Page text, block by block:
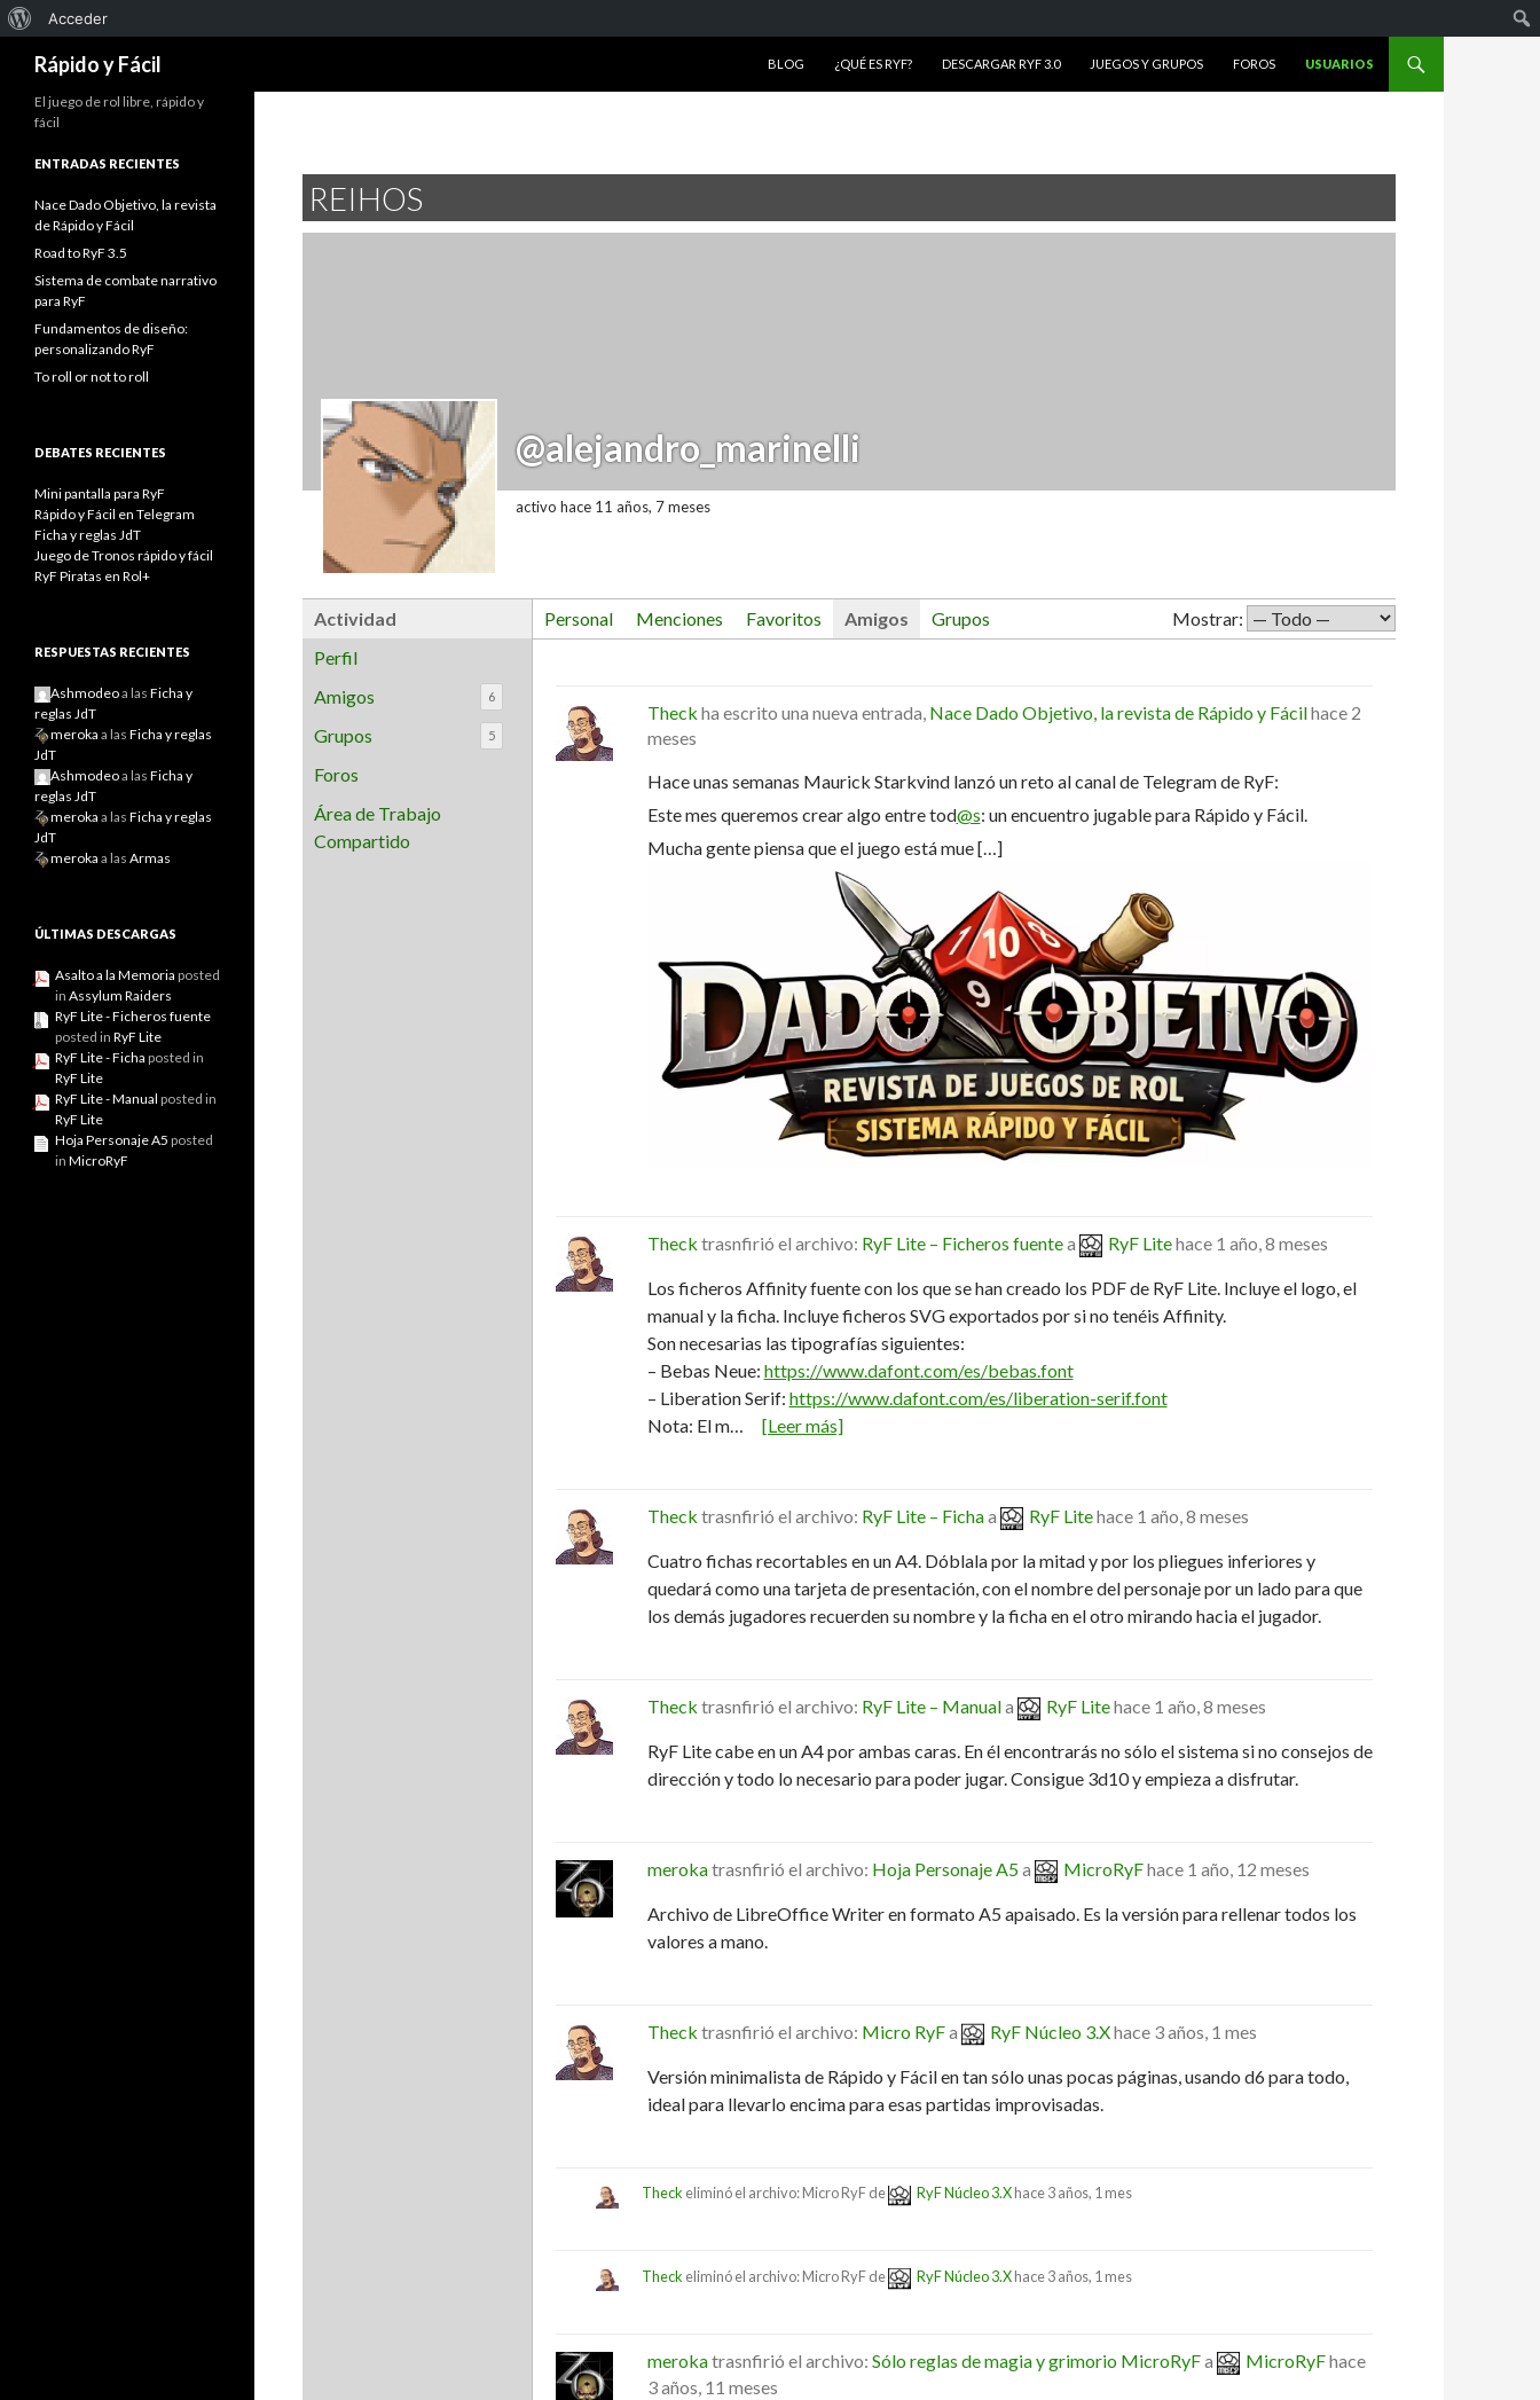
Acerca
de
Acceder
Rápido y Fácil
BLOG
¿QUÉ ES RYF? DESCARGAR RYF 3.0 JUEGOS Y GRUPOS FOROS USUARIOS
REIHOS
@alejandro_marinelli
activo hace 11 años, 7 meses
Actividad
Perfil
Amigos
6
Grupos 5
Foros
Área de Trabajo
Compartido
Personal Menciones Favoritos Amigos Grupos Mostrar:
Theck ha escrito una nueva entrada, Nace Dado Objetivo, la revista de Rápido y Fácilhace 2
meses
Hace unas semanas Maurick Starkvind lanzó un reto al canal de Telegram de RyF:
Este mes queremos crear algo entre tod@s: un encuentro jugable para Rápido y Fácil.
Mucha gente piensa que el juego está mue […]
Theck trasnfirió el archivo: RyF Lite – Ficheros fuentea RyF Litehace 1 año, 8 meses
Los ficheros Affinity fuente con los que se han creado los PDF de RyF Lite. Incluye el logo, el
manual y la ficha. Incluye ficheros SVG exportados por si no tenéis Affinity.
Son necesarias las tipografías siguientes:
– Bebas Neue: https://www.dafont.com/es/bebas.font
– Liberation Serif: https://www.dafont.com/es/liberation-serif.font
Nota: El m…
[Leer más]
Theck trasnfirió el archivo: RyF Lite – Fichaa RyF Litehace 1 año, 8 meses
Cuatro fichas recortables en un A4. Dóblala por la mitad y por los pliegues inferiores y
quedará como una tarjeta de presentación, con el nombre del personaje por un lado para que
los demás jugadores recuerden su nombre y la ficha en el otro mirando hacia el jugador.
Theck trasnfirió el archivo: RyF Lite – Manuala RyF Litehace 1 año, 8 meses
RyF Lite cabe en un A4 por ambas caras. En él encontrarás no sólo el sistema si no consejos de
dirección y todo lo necesario para poder jugar. Consigue 3d10 y empieza a disfrutar.
merokatrasnfirió el archivo: Hoja Personaje A5a MicroRyFhace 1 año, 12 meses
Archivo de LibreOffice Writer en formato A5 apaisado. Es la versión para rellenar todos los
valores a mano.
Theck trasnfirió el archivo: Micro RyFa RyF Núcleo 3.Xhace 3 años, 1 mes
Versión minimalista de Rápido y Fácil en tan sólo unas pocas páginas, usando d6 para todo,
ideal para llevarlo encima para esas partidas improvisadas.
Theck eliminó el archivo: Micro RyF de RyF Núcleo 3.Xhace 3 años, 1 mes
Theck eliminó el archivo: Micro RyF de RyF Núcleo 3.Xhace 3 años, 1 mes
merokatrasnfirió el archivo: Sólo reglas de magia y grimorio MicroRyFa MicroRyFhace
3 años, 11 meses
El juego de rol libre, rápido y
fácil
ENTRADAS RECIENTES
Nace Dado Objetivo, la revista
de Rápido y Fácil
Road to RyF 3.5
Sistema de combate narrativo
para RyF
Fundamentos de diseño:
personalizando RyF
To roll or not to roll
DEBATES RECIENTES
Mini pantalla para RyF
Rápido y Fácil en Telegram
Ficha y reglas JdT
Juego de Tronos rápido y fácil
RyF Piratas en Rol+
RESPUESTAS RECIENTES
Ashmodeoa las Ficha y
reglas JdT
meroka a las Ficha y reglas
JdT
Ashmodeoa las Ficha y
reglas JdT
meroka a las Ficha y reglas
JdT
meroka a las Armas
ÚLTIMAS DESCARGAS
Asalto a la Memoria posted
in Assylum Raiders
RyF Lite - Ficheros fuente
posted in RyF Lite
RyF Lite - Ficha posted in
RyF Lite
RyF Lite - Manual posted in
RyF Lite
Hoja Personaje A5 posted
in MicroRyF